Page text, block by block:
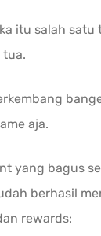
itu salah satu
tua.
aja.
yang bagus
berhasil
rewards: